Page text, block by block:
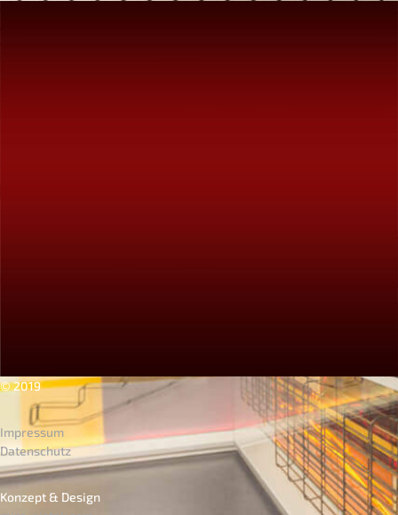
© 2019
Impressum
Datenschutz
Konzept & Design